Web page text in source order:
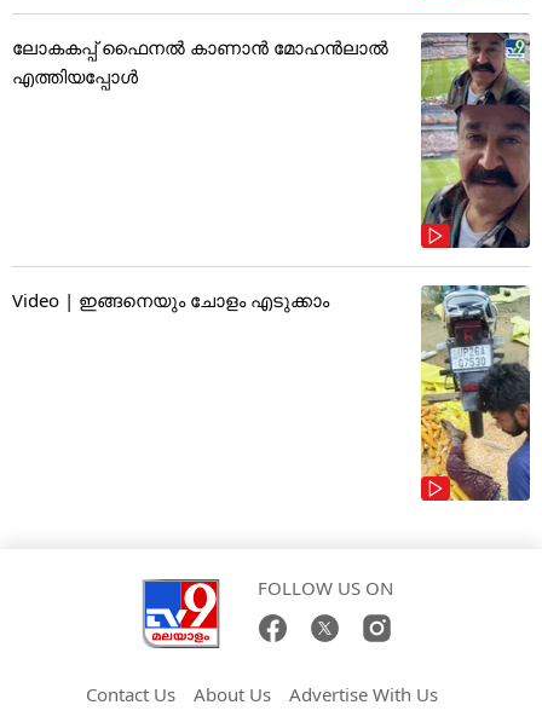
ലോകകപ്പ് ഫൈനൽ കാണാൻ മോഹൻലാൽ
എത്തിയപ്പോൾ
Video | ഇങ്ങനെയും ചോളം എടുക്കാം
FOLLOW US ON
Contact Us About Us
Advertise With Us